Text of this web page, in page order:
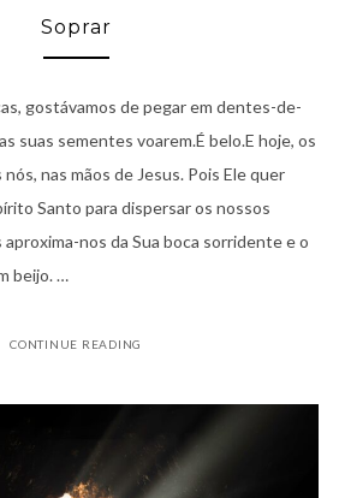
Soprar
gostávamos de pegar em dentes-de-
suas sementes voarem.É belo.E hoje, os
nas mãos de Jesus. Pois Ele quer
Santo para dispersar os nossos
nos da Sua boca sorridente e o
beijo. …
CONTINUE READING